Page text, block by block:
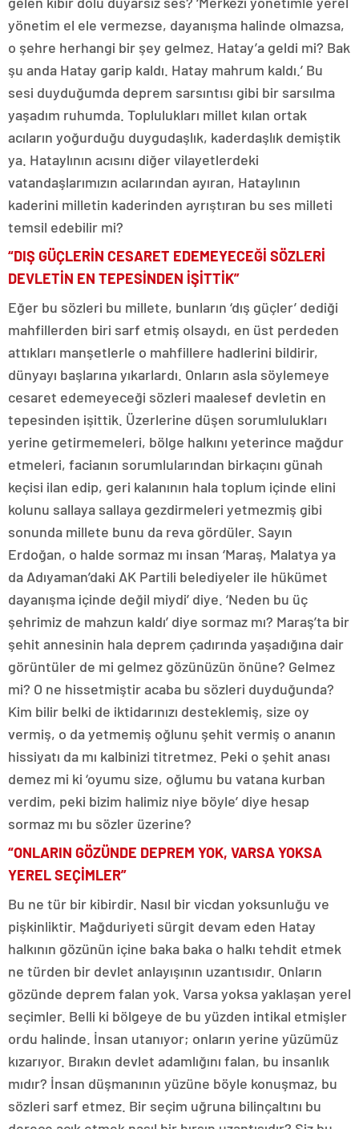
yönetim el ele vermezse, dayanışma halinde olmazsa,
o şehre herhangi bir şey gelmez. Hatay’a geldi mi? Bak
şu anda Hatay garip kaldı. Hatay mahrum kaldı.’ Bu
sesi duyduğumda deprem sarsıntısı gibi bir sarsılma
yaşadım ruhumda. Toplulukları millet kılan ortak
acıların yoğurduğu duygudaşlık, kaderdaşlık demiştik
ya. Hataylının acısını diğer vilayetlerdeki
vatandaşlarımızın acılarından ayıran, Hataylının
kaderini milletin kaderinden ayrıştıran bu ses milleti
temsil edebilir mi?
“DIŞ GÜÇLERİN CESARET EDEMEYECEĞİ SÖZLERİ
DEVLETİN EN TEPESİNDEN İŞİTTİK”
Eğer bu sözleri bu millete, bunların ‘dış güçler’ dediği
mahfillerden biri sarf etmiş olsaydı, en üst perdeden
attıkları manşetlerle o mahfillere hadlerini bildirir,
dünyayı başlarına yıkarlardı. Onların asla söylemeye
cesaret edemeyeceği sözleri maalesef devletin en
tepesinden işittik. Üzerlerine düşen sorumlulukları
yerine getirmemeleri, bölge halkını yeterince mağdur
etmeleri, facianın sorumlularından birkaçını günah
keçisi ilan edip, geri kalanının hala toplum içinde elini
kolunu sallaya sallaya gezdirmeleri yetmezmiş gibi
sonunda millete bunu da reva gördüler. Sayın
Erdoğan, o halde sormaz mı insan ‘Maraş, Malatya ya
da Adıyaman’daki AK Partili belediyeler ile hükümet
dayanışma içinde değil miydi’ diye. ‘Neden bu üç
şehrimiz de mahzun kaldı’ diye sormaz mı? Maraş’ta bir
şehit annesinin hala deprem çadırında yaşadığına dair
görüntüler de mi gelmez gözünüzün önüne? Gelmez
mi? O ne hissetmiştir acaba bu sözleri duyduğunda?
Kim bilir belki de iktidarınızı desteklemiş, size oy
vermiş, o da yetmemiş oğlunu şehit vermiş o ananın
hissiyatı da mı kalbinizi titretmez. Peki o şehit anası
demez mi ki ‘oyumu size, oğlumu bu vatana kurban
verdim, peki bizim halimiz niye böyle’ diye hesap
sormaz mı bu sözler üzerine?
“ONLARIN GÖZÜNDE DEPREM YOK, VARSA YOKSA
YEREL SEÇİMLER”
Bu ne tür bir kibirdir. Nasıl bir vicdan yoksunluğu ve
pişkinliktir. Mağduriyeti sürgit devam eden Hatay
halkının gözünün içine baka baka o halkı tehdit etmek
ne türden bir devlet anlayışının uzantısıdır. Onların
gözünde deprem falan yok. Varsa yoksa yaklaşan yerel
seçimler. Belli ki bölgeye de bu yüzden intikal etmişler
ordu halinde. İnsan utanıyor; onların yerine yüzümüz
kızarıyor. Bırakın devlet adamlığını falan, bu insanlık
mıdır? İnsan düşmanının yüzüne böyle konuşmaz, bu
sözleri sarf etmez. Bir seçim uğruna bilinçaltını bu